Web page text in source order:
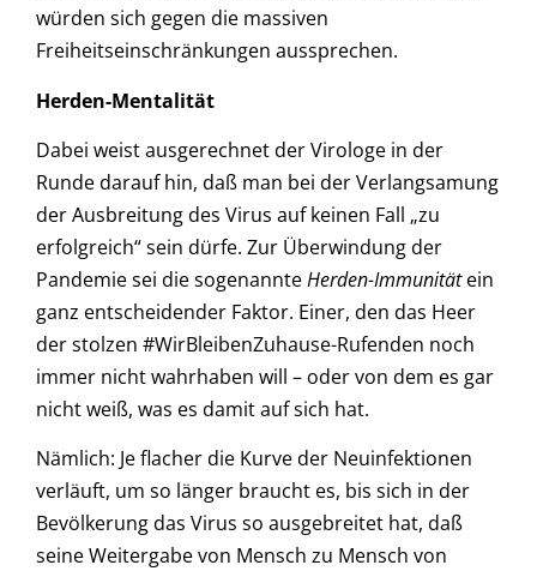
würden sich gegen die massiven
Freiheitseinschränkungen aussprechen.
Herden-Mentalität
Dabei weist ausgerechnet der Virologe in der
Runde darauf hin, daß man bei der Verlangsamung
der Ausbreitung des Virus auf keinen Fall „zu
erfolgreich“ sein dürfe. Zur Überwindung der
Pandemie sei die sogenannteHerden-Immunitätein
ganz entscheidender Faktor. Einer, den das Heer
der stolzen #WirBleibenZuhause-Rufenden noch
immer nicht wahrhaben will – oder von dem es gar
nicht weiß, was es damit auf sich hat.
Nämlich: Je flacher die Kurve der Neuinfektionen
verläuft, um so länger braucht es, bis sich in der
Bevölkerung das Virus so ausgebreitet hat, daß
seine Weitergabe von Mensch zu Mensch von